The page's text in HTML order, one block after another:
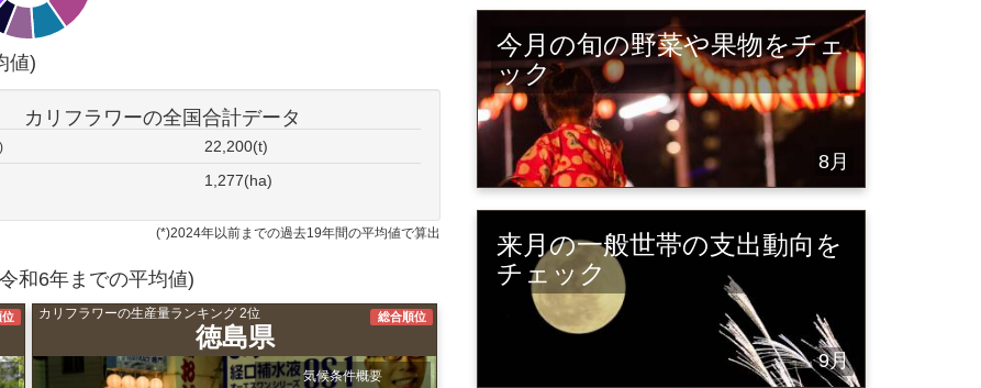
値)
カリフラワーの全国合計データ
22,200(t)
1,277(ha)
(*)2024年以前までの過去19年間の平均値で算出
和6年までの平均値)
位 カリフラワーの生産量ランキング 2位
徳島県
総合順位
気候条件概要
今月の旬の野菜や果物をチェ
ック
8月
来月の一般世帯の支出動向を
チェック
9月